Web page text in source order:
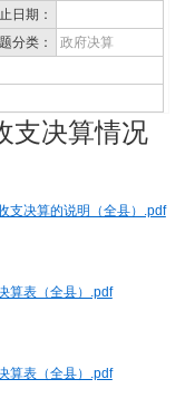
日期：
分类：
政府决算
支决算情况
支决算的说明（全县）.pdf
算表（全县）.pdf
算表（全县）.pdf